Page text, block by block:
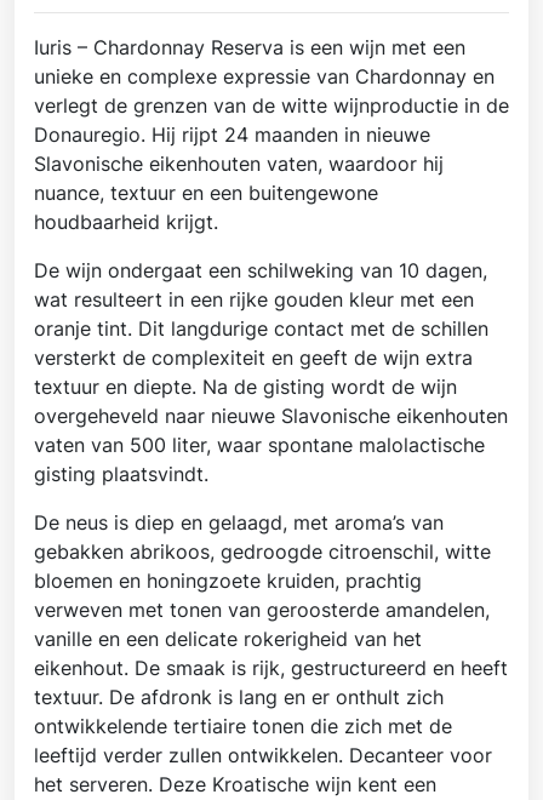
Iuris – Chardonnay Reserva is een wijn met een
unieke en complexe expressie van Chardonnay en
verlegt de grenzen van de witte wijnproductie in de
Donauregio. Hij rijpt 24 maanden in nieuwe
Slavonische eikenhouten vaten, waardoor hij
nuance, textuur en een buitengewone
houdbaarheid krijgt.
De wijn ondergaat een schilweking van 10 dagen,
wat resulteert in een rijke gouden kleur met een
oranje tint. Dit langdurige contact met de schillen
versterkt de complexiteit en geeft de wijn extra
textuur en diepte. Na de gisting wordt de wijn
overgeheveld naar nieuwe Slavonische eikenhouten
vaten van 500 liter, waar spontane malolactische
gisting plaatsvindt.
De neus is diep en gelaagd, met aroma’s van
gebakken abrikoos, gedroogde citroenschil, witte
bloemen en honingzoete kruiden, prachtig
verweven met tonen van geroosterde amandelen,
vanille en een delicate rokerigheid van het
eikenhout. De smaak is rijk, gestructureerd en heeft
textuur. De afdronk is lang en er onthult zich
ontwikkelende tertiaire tonen die zich met de
leeftijd verder zullen ontwikkelen. Decanteer voor
het serveren. Deze Kroatische wijn kent een